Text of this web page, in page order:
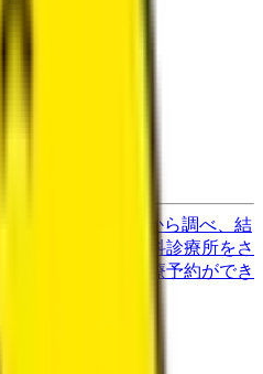
ー)
気になる症状から調べ、結
を提案します
歯科診療所をさ
・オンライン診療予約ができ
所をさがす